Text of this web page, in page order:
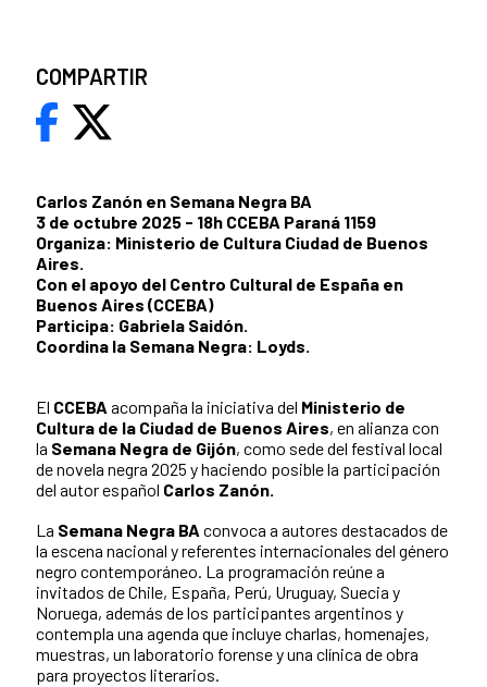
Carlos Zanón en Semana Negra BA
3 de octubre 2025 - 18h CCEBA Paraná 1159
Organiza: Ministerio de Cultura Ciudad de Buenos
Aires.
Con el apoyo del Centro Cultural de España en
Buenos Aires (CCEBA)
Participa: Gabriela Saidón.
Coordina la Semana Negra: Loyds.
El CCEBA acompaña la iniciativa del Ministerio de
Cultura de la Ciudad de Buenos Aires, en alianza con
la Semana Negra de Gijón, como sede del festival local
de novela negra 2025 y haciendo posible la participación
del autor español Carlos Zanón.
La Semana Negra BA convoca a autores destacados de
la escena nacional y referentes internacionales del género
negro contemporáneo. La programación reúne a
invitados de Chile, España, Perú, Uruguay, Suecia y
Noruega, además de los participantes argentinos y
contempla una agenda que incluye charlas, homenajes,
muestras, un laboratorio forense y una clínica de obra
para proyectos literarios.
COMPARTIR